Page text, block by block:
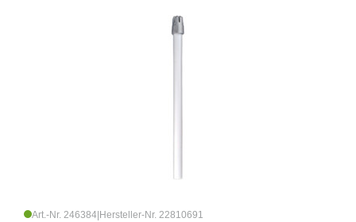
Art.-Nr. 246384 Hersteller-Nr. 22810691